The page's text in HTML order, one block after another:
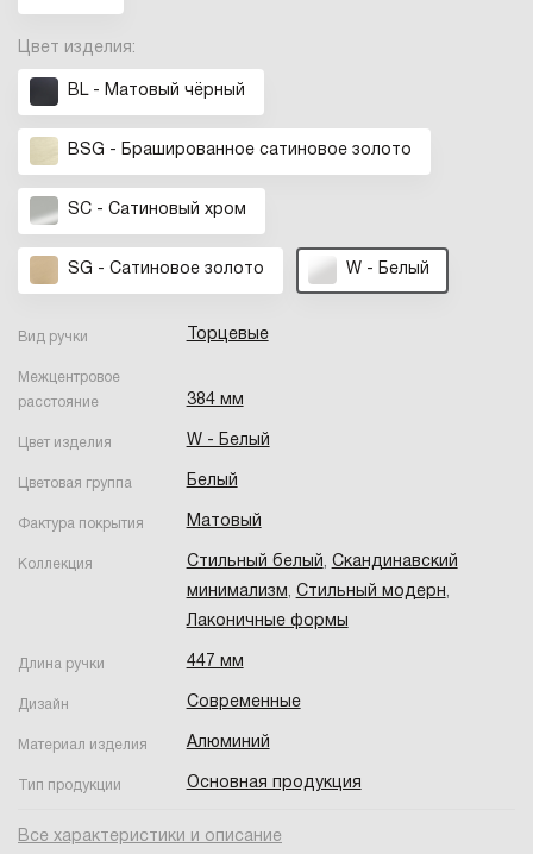
Цвет изделия:
BL - Матовый чёрный
BSG - Брашированное cатиновое золото
SC - Сатиновый хром
SG - Сатиновое золото W - Белый
Вид ручки Торцевые
Межцентровое
расстояние
384 мм
Цвет изделия W - Белый
Цветовая группа Белый
Фактура покрытия Матовый
Коллекция Стильный белый, Скандинавский
минимализм, Стильный модерн,
Лаконичные формы
Длина ручки 447 мм
Дизайн Современные
Материал изделия Алюминий
Тип продукции Основная продукция
Все характеристики и описание